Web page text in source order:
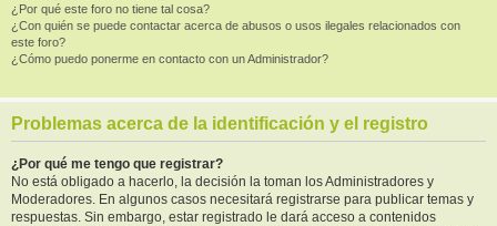
¿Por qué este foro no tiene tal cosa?
¿Con quién se puede contactar acerca de abusos o usos ilegales relacionados con
este foro?
¿Cómo puedo ponerme en contacto con un Administrador?
Problemas acerca de la identificación y el registro
¿Por qué me tengo que registrar?
No está obligado a hacerlo, la decisión la toman los Administradores y
Moderadores. En algunos casos necesitará registrarse para publicar temas y
respuestas. Sin embargo, estar registrado le dará acceso a contenidos